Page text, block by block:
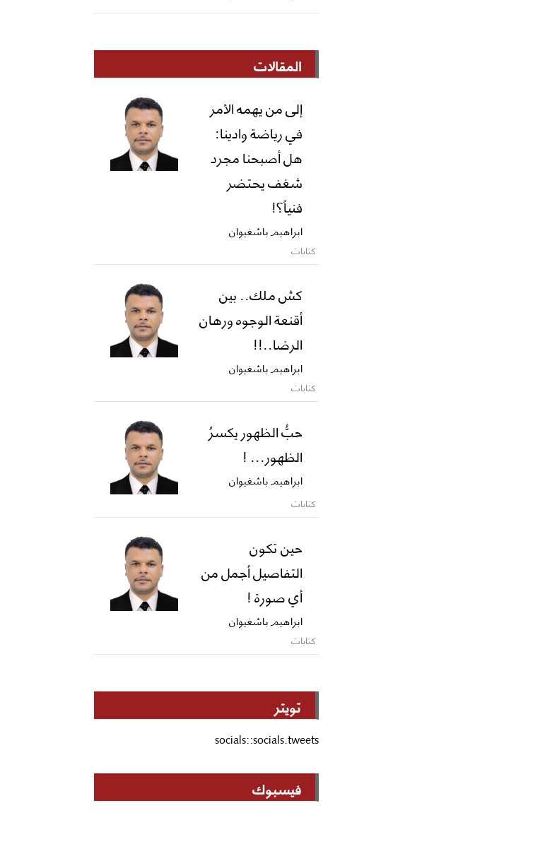
المقالات
إلى من يهمه الأمر
في رياضة وادينا:
هل أصبحنا مجرد
شغف يحتضر
فنياً؟!
ابراهيم باشغيوان
كتابات
كش ملك.. بين
أقنعة الوجوه ورهان
الرضا..!!
ابراهيم باشغيوان
كتابات
حبُّ الظهور يكسرُ
الظهور... !
ابراهيم باشغيوان
كتابات
حين تكون
التفاصيل أجمل من
أي صورة !
ابراهيم باشغيوان
كتابات
تويتر
socials::socials.tweets
فيسبوك